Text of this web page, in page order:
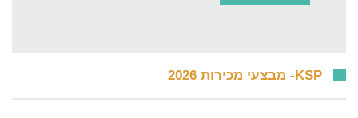
KSP- מבצעי מכירות 2026